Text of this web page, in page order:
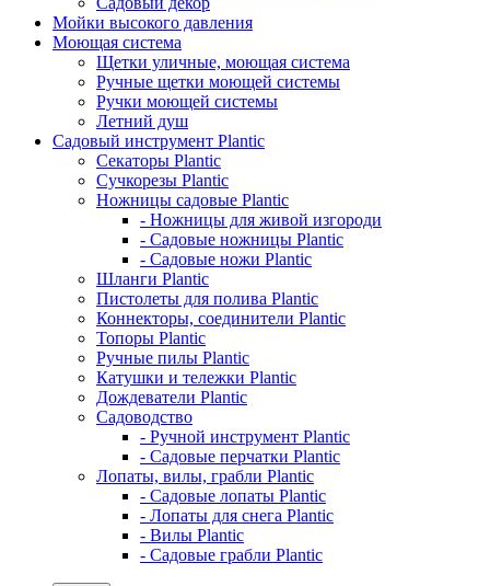
Мойки высокого давления
Моющая система
Щетки уличные, моющая система
Ручные щетки моющей системы
Ручки моющей системы
Летний душ
Садовый инструмент Plantic
Секаторы Plantic
Сучкорезы Plantic
Ножницы садовые Plantic
- Ножницы для живой изгороди
- Садовые ножницы Plantic
- Садовые ножи Plantic
Шланги Plantic
Пистолеты для полива Plantic
Коннекторы, соединители Plantic
Топоры Plantic
Ручные пилы Plantic
Катушки и тележки Plantic
Дождеватели Plantic
Садоводство
- Ручной инструмент Plantic
- Садовые перчатки Plantic
Лопаты, вилы, грабли Plantic
- Садовые лопаты Plantic
- Лопаты для снега Plantic
- Вилы Plantic
- Садовые грабли Plantic